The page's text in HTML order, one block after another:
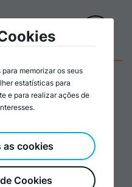
do
memorizar os seus
estatísticas para
e para realizar ações de
Cookies
as cookies